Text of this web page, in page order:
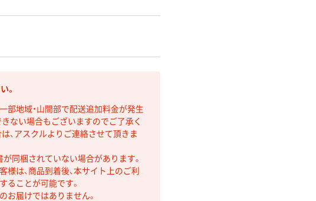
。
部地域・山間部で配送追加料金が発生
ない場合もございますのでご了承く
、アスクルよりご連絡させて頂きま
同梱されていない場合があります。
は、商品到着後、本サイト上のご利
ることが可能です。
お届けではありません。